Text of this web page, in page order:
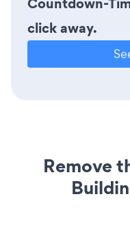
click away.
Remove